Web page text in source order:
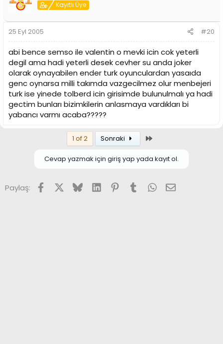
Kayıtlı Üye
25 Eyl 2005 #20
abi bence semso ile valentin o mevki icin cok yeterli
degil ama hadi yeterli desek cevher su anda joker
olarak oynayabilen ender turk oyunculardan yasaıda
genc oynarsa milli takımda vazgecilmez olur menbejeri
turk ise yinede tolberd icin girisimde bulunulmalı ya hadi
gectim bunları bizimkilerin anlasmaya vardıkları bi
yabancı varmı acaba?????
1 of 2 Sonraki
Cevap yazmak için giriş yap yada kayıt ol.
Paylaş: FacebookX (Twitter)
BlueskyLinkedInPinterest
TumblrWhatsApp
E-posta